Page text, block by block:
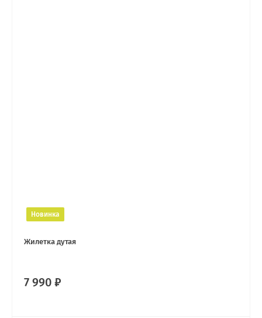
Новинка
Жилетка дутая
7 990 ₽